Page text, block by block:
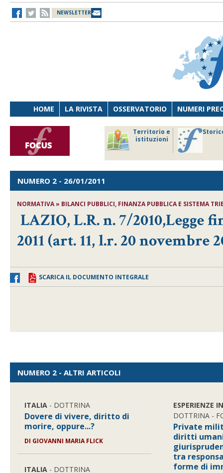
NEWSLETTER
HOME LA RIVISTA OSSERVATORIO NUMERI
Territorio e
istituzioni
NUMERO 2 - 26/01/2011
NORMATIVA » BILANCI PUBBLICI, FINANZA PUBBLICA E SISTEMA
LAZIO, L.R. n. 7/2010,Legge
2011 (art. 11, l.r. 20 novembre
SCARICA IL DOCUMENTO INTEGRALE
NUMERO 2 - ALTRI ARTICOLI
ITALIA - DOTTRINA
Dovere di vivere, diritto di
morire, oppure...?
DI GIOVANNI MARIA FLICK
ITALIA - DOTTRINA
ESPERIENZE
DOTTRINA -
Private
diritti
tra
forme di